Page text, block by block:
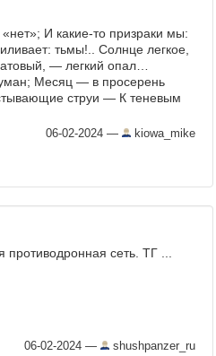
И какие-то призраки мы:
тьмы!.. Солнце легкое,
— легкий опал…
Месяц — в просерень
струи — К теневым
06-02-2024 — kiowa_mike
противодронная сеть. ТГ ...
06-02-2024 — shushpanzer_ru